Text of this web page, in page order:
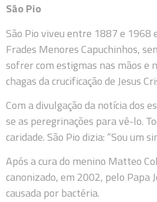
São Pio
São Pio viveu entre 1887 e 1968
Frades Menores Capuchinhos,
sofrer com estigmas nas mãos e
chagas da crucificação de Jesus
Com a divulgação da notícia dos
se as peregrinações para vê-lo.
caridade. São Pio dizia: “Sou um
Após a cura do menino Matteo
canonizado, em 2002, pelo Papa
causada por bactéria.